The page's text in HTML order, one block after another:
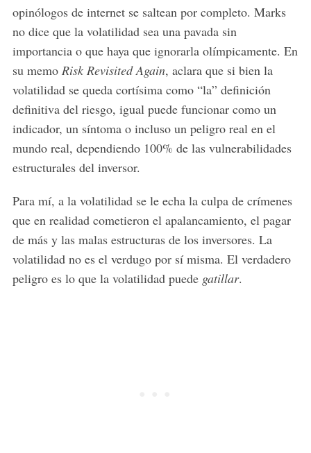
opinólogos de internet se saltean por completo. Marks
no dice que la volatilidad sea una pavada sin
importancia o que haya que ignorarla olímpicamente. En
su memo Risk Revisited Again, aclara que si bien la
volatilidad se queda cortísima como “la” definición
definitiva del riesgo, igual puede funcionar como un
indicador, un síntoma o incluso un peligro real en el
mundo real, dependiendo 100% de las vulnerabilidades
estructurales del inversor.
Para mí, a la volatilidad se le echa la culpa de crímenes
que en realidad cometieron el apalancamiento, el pagar
de más y las malas estructuras de los inversores. La
volatilidad no es el verdugo por sí misma. El verdadero
peligro es lo que la volatilidad puede gatillar.